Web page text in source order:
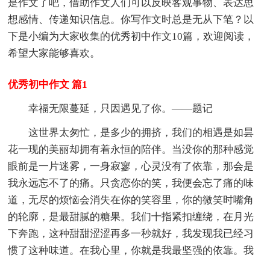
是作文了吧，借助作文人们可以反映客观事物、表达思
想感情、传递知识信息。你写作文时总是无从下笔？以
下是小编为大家收集的优秀初中作文10篇，欢迎阅读，
希望大家能够喜欢。
优秀初中作文 篇1
幸福无限蔓延，只因遇见了你。——题记
这世界太匆忙，是多少的拥挤，我们的相遇是如昙
花一现的美丽却拥有着永恒的陪伴。当没你的那种感觉
眼前是一片迷雾，一身寂寥，心灵没有了依靠，那会是
我永远忘不了的痛。只贪恋你的笑，我便会忘了痛的味
道，无尽的烦恼会消失在你的笑容里，你的微笑时嘴角
的轮廓，是最甜腻的糖果。我们十指紧扣缠绕，在月光
下奔跑，这种甜甜涩涩再多一秒就好，我发现我已经习
惯了这种味道。在我心里，你就是我最坚强的依靠。我